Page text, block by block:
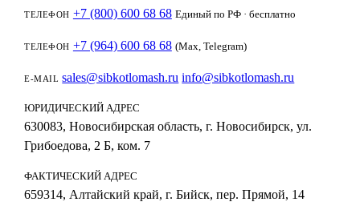
ТЕЛЕФОН +7 (800) 600 68 68 Единый по РФ · бесплатно
ТЕЛЕФОН +7 (964) 600 68 68 (Max, Telegram)
E-MAIL sales@sibkotlomash.ru info@sibkotlomash.ru
ЮРИДИЧЕСКИЙ АДРЕС
630083, Новосибирская область, г. Новосибирск, ул.
Грибоедова, 2 Б, ком. 7
ФАКТИЧЕСКИЙ АДРЕС
659314, Алтайский край, г. Бийск, пер. Прямой, 14